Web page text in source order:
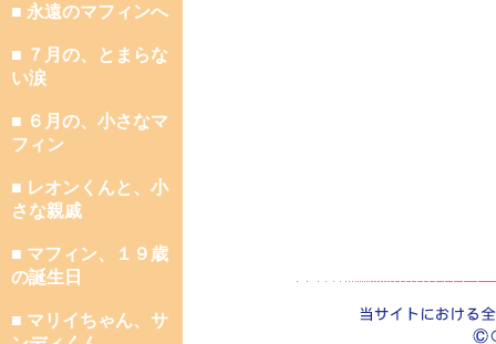
■ 永遠のマフィンへ
■ ７月の、とまらな
い涙
■ ６月の、小さなマ
フィン
■ レオンくんと、小
さな親戚
■ マフィン、１９歳
の誕生日
■ マリイちゃん、サ